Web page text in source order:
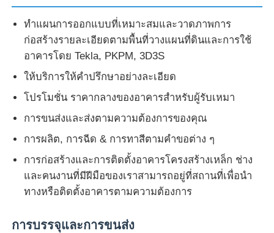
ทําแผนการออกแบบที่เหมาะสมและวาดภาพการ
ก่อสร้างรายละเอียดตามพื้นที่วางแผนที่ดินและการใช้
อาคารโดย Tekla, PKPM, 3D3S
ให้บริการให้คําปรึกษาอย่างละเอียด
โปรโมชั่น ราคากลางของอาคารสําหรับผู้รับเหมา
การขนส่งและส่งตามความต้องการของคุณ
การผลิต, การฉีด & การทาสีตามคําขอต่าง ๆ
การก่อสร้างและการติดตั้งอาคารโครงสร้างเหล็ก ช่าง
และคนงานที่มีฝีมือของเราสามารถอยู่ที่สถานที่เพื่อนํา
ทางหรือติดตั้งอาคารตามความต้องการ
การบรรจุและการขนส่ง